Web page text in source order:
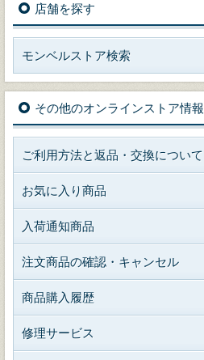
店舗を探す
モンベルストア検索
その他のオンラインストア情報
ご利用方法と返品・交換について
お気に入り商品
入荷通知商品
注文商品の確認・キャンセル
商品購入履歴
修理サービス